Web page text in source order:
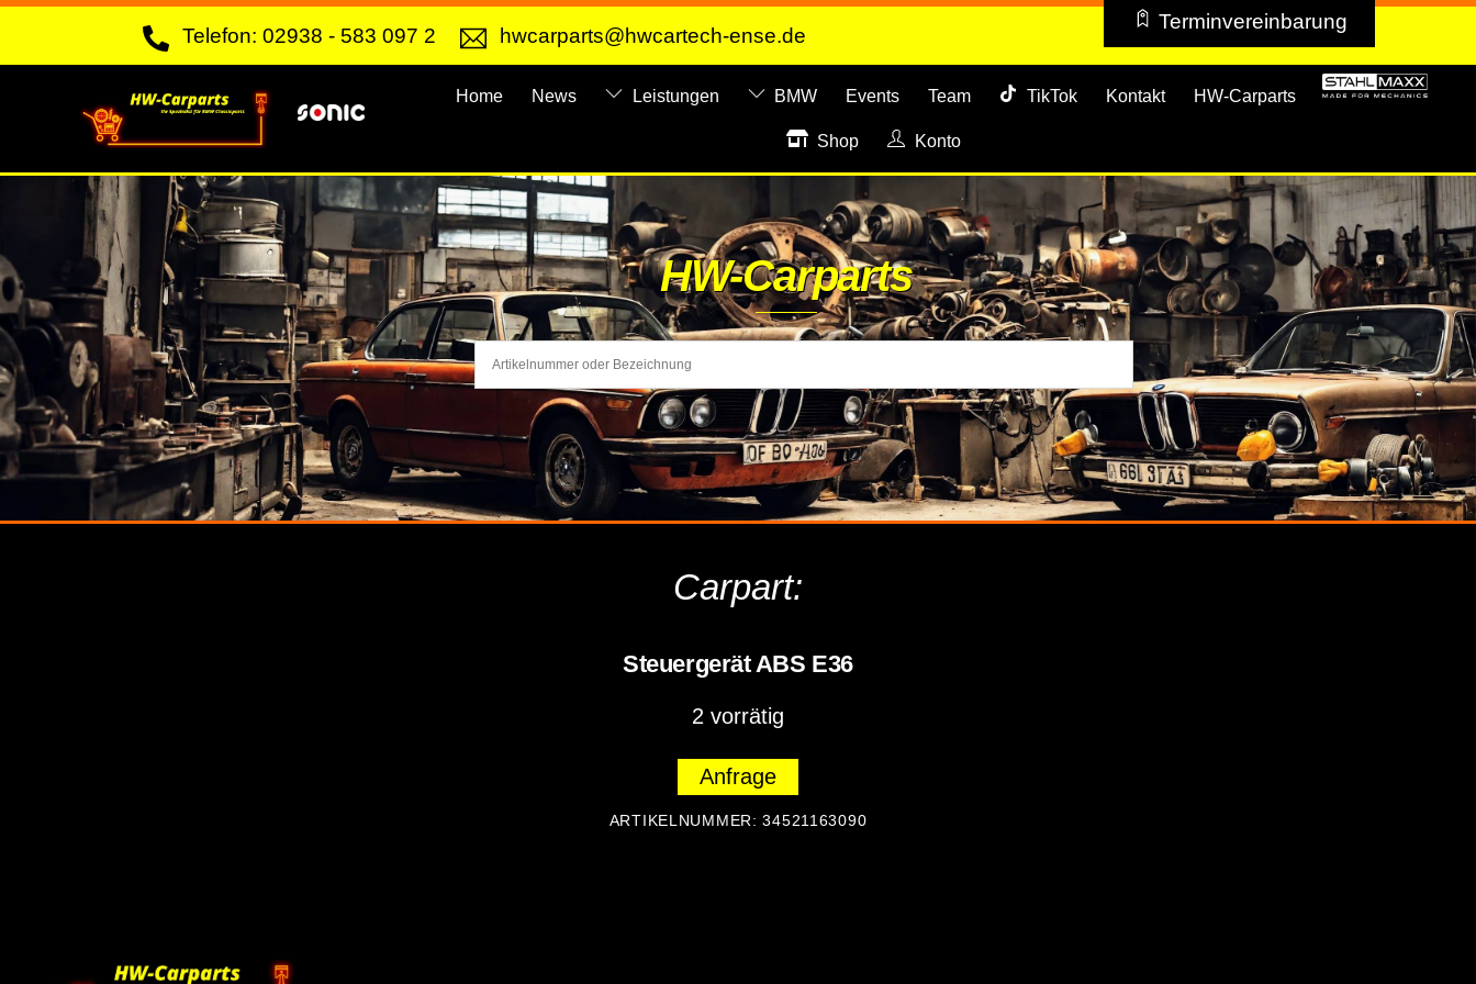
Skip
content
Telefon: 02938 - 583 097 2 hwcarparts@hwcartech-ense.de
Terminvereinbarung
Home News Leistungen BMW Events Team TikTok Kontakt HW-Carparts
Shop Konto
HW-Carparts
Carpart:
Steuergerät ABS E36
2 vorrätig
Anfrage
ARTIKELNUMMER:34521163090